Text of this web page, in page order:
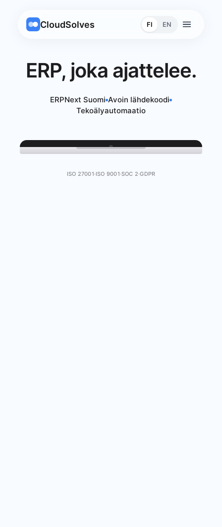
CloudSolves FI EN
ERP, joka ajattelee.
ERPNext Suomi Avoin lähdekoodi
Tekoälyautomaatio
ISO 27001·ISO 9001·SOC 2·GDPR